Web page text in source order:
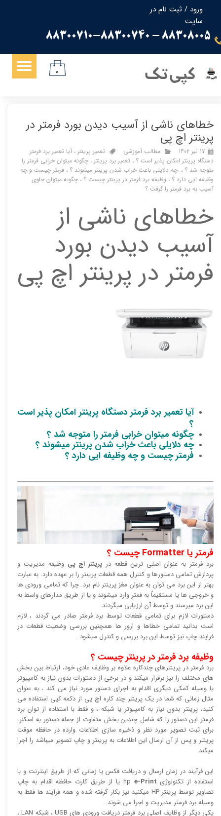
ورود / ثبت نام در
سایت
حساب کاربری من
تغییر گذر واژه
سفارشات
88308005 - 88300710-88300740
کپی تک ۰
خطاهای ناشی از آسیب دیدن بورد فرمتر در
پرینتر اچ پی
۱۷ تیر ۱۴۰۲ مطالب آموزشی تعمیر پرینتر ، آیا تعمیر برد فرمتر
دستگاه پرینتر امکان پذیر است ؟ ، تعمیر برد پرینتر ، چگونه میتوان خرابی فرمتر را
متوجه شد ؟ ، .چه دلایلی باعث خراب شدن پرینتر میشوند ؟ ، فرمتر چیست و چه
وظیفه ایی دارد ؟ ، وظیفه برد فرمتر در پرینتر چیست ؟ ، چگونه میتوان جلوی
آسیب به برد فرمتر را گرفت ؟
خطاهای ناشی از
آسیب دیدن بورد
فرمتر در پرینتر اچ پی
آیا تعمیر برد فرمتر دستگاه پرینتر امکان پذیر است
؟
چگونه میتوان خرابی فرمتر را متوجه شد ؟
چه دلایلی باعث خراب شدن پرینتر میشوند ؟
فرمتر چیست و چه وظیفه ایی دارد ؟
فرمتر یا Formatter چیست ؟
برد فرمتر به عنوان اصلی ترین قطعه در پرینتر اچ پی وظیفه مدیریت و
پردازش تمامی دستورها و کنترل همه قطعات پرینتر را بر عهده دارد. به عبارت
بهتر از این برد می توان به عنوان مغز پرینتر نام برد. چرا که تمامی ورودی ها
و خروجی ها یا مستقیماٌ به فمتر وارد میشوند و یا از طریق مدارهای واسط به
این برد میرسند و توسط آن ارزیابی میگردند.
دستورات لازم برای تمامی قطعات توسط برد فرمتر صادر می گردند ، لازم
است بدانید تمامی خطاها و ارور ها همچنین بررسی وضعیت قطعات در
فرایند چاپ نیز توسط این برد بررسی و کنترل میشود .
وظیفه برد فرمتر در پرینتر چیست ؟
برد فرمتر در پرینترهای چندکاره علاوه بر وظایف عادی خود، ارتباط بین بخش
های مختلف را نیز برقرار میکند و در برخی از دستورات بدون نیاز به کامپیوتر
یا وسیله کمکی دیگری اقدام به اجرای دستور مورد نیاز می کند ، به عنوان
مثال زمانی که شما در یک پرینتر چند کاره اچ پی از دکمه کپی استفاده می
کنید، پرینتر بدون نیاز به کامپیوتر یا شبکه ، و فقط با استفاده از توان برد
فرمتر این دستور را که شامل چندین بخش متفاوت از جمله دستور به اسکنر،
برای ثبت تصویر مورد نظر و ذخیره سازی اطلاعات وارده در حافظه موقت
پرینتر و پس از آن ارسال این اطلاعات به پرینتر و چاپ تصویر میباشد را اجرا
میکند.
این فرآیند در زمان ارسال و دریافت فکس یا زمانی که از طریق اینترنت و با
استفاده از تکنولوژی hp e-Print
یا از طریق کارت حافظه اقدام به چاپ
تصاویر توسط پرینتر HP میکنید نیز بکار گرفته شده و همه فرآیند ها فقط به
وسیله برد فرمتر مدیریت و اجرا می شوند.
یکی دیگر از وظایف اصلی برد فرمتر دریافت ورودی های USB ، شبکه LAN ،